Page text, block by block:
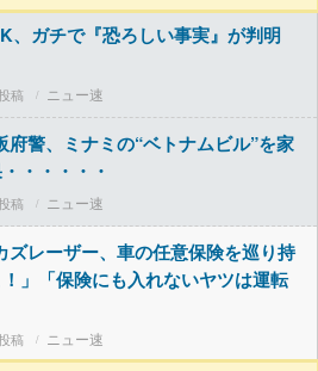
、ガチで『恐ろしい事実』が判明
ニュー速
府警、ミナミの“ベトナムビル”を家
・・・・・
ニュー速
ズレーザー、車の任意保険を巡り持
」「保険にも入れないヤツは運転
ニュー速